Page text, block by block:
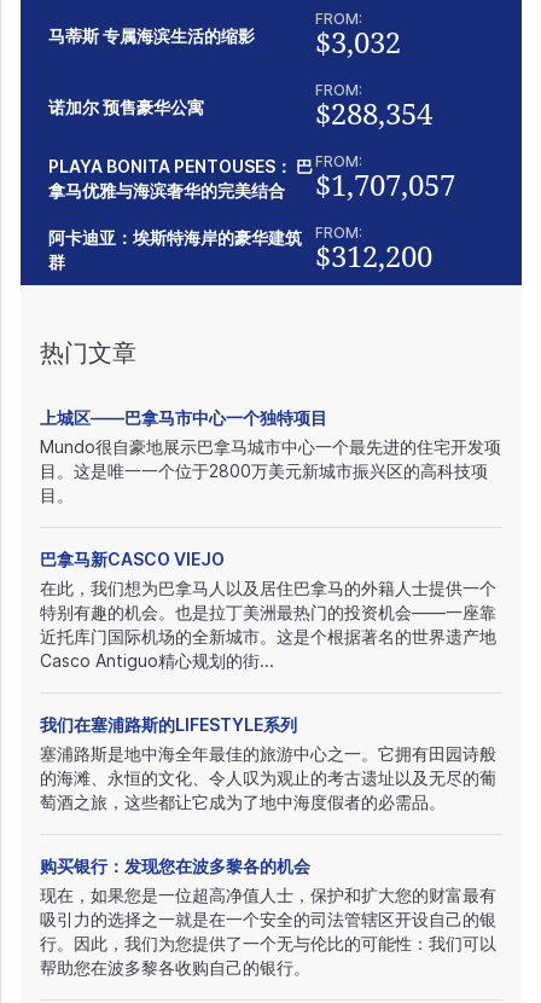
马蒂斯 专属海滨生活的缩影
FROM:
$3,032
诺加尔 预售豪华公寓
FROM:
$288,354
PLAYA BONITA PENTOUSES： 巴
拿马优雅与海滨奢华的完美结合
FROM:
$1,707,057
阿卡迪亚：埃斯特海岸的豪华建筑
群
FROM:
$312,200
热门文章
上城区——巴拿马市中心一个独特项目
Mundo很自豪地展示巴拿马城市中心一个最先进的住宅开发项
目。这是唯一一个位于2800万美元新城市振兴区的高科技项
目。
巴拿马新CASCO VIEJO
在此，我们想为巴拿马人以及居住巴拿马的外籍人士提供一个
特别有趣的机会。也是拉丁美洲最热门的投资机会——一座靠
近托库门国际机场的全新城市。这是个根据著名的世界遗产地
Casco Antiguo精心规划的街...
我们在塞浦路斯的LIFESTYLE系列
塞浦路斯是地中海全年最佳的旅游中心之一。它拥有田园诗般
的海滩、永恒的文化、令人叹为观止的考古遗址以及无尽的葡
萄酒之旅，这些都让它成为了地中海度假者的必需品。
购买银行：发现您在波多黎各的机会
现在，如果您是一位超高净值人士，保护和扩大您的财富最有
吸引力的选择之一就是在一个安全的司法管辖区开设自己的银
行。因此，我们为您提供了一个无与伦比的可能性：我们可以
帮助您在波多黎各收购自己的银行。